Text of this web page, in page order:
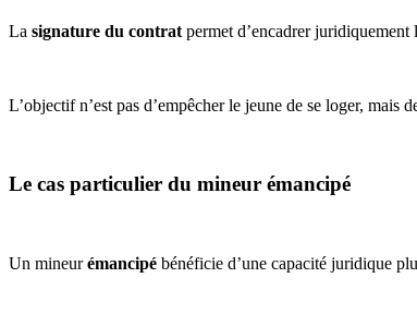
La signature du contrat permet d’encadrer
L’objectif n’est pas d’empêcher le jeune de se loger, mais
Le cas particulier du mineur émancipé
Un mineurémancipé bénéficie d’une capacité juridique